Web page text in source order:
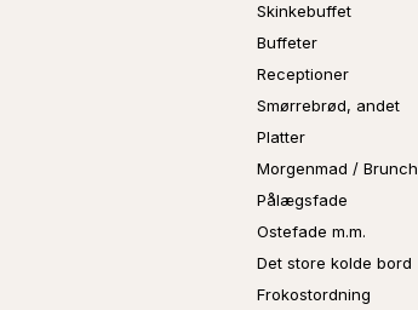
Skinkebuffet
Buffeter
Receptioner
Smørrebrød, andet
Platter
Morgenmad / Brunch
Pålægsfade
Ostefade m.m.
Det store kolde bord
Frokostordning